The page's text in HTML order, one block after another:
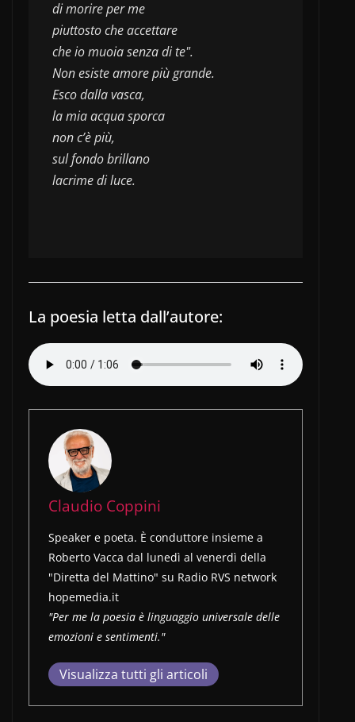
di morire per me
piuttosto che accettare
che io muoia senza di te".
Non esiste amore più grande.
Esco dalla vasca,
la mia acqua sporca
non c’è più,
sul fondo brillano
lacrime di luce.
La poesia letta dall’autore:
Claudio Coppini
Speaker e poeta. È conduttore insieme a
Roberto Vacca dal lunedì al venerdì della
"Diretta del Mattino" su Radio RVS network
hopemedia.it
"Per me la poesia è linguaggio universale delle
emozioni e sentimenti."
Visualizza tutti gli articoli